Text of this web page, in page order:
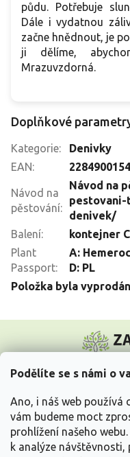
Podělíte se s námi o
Ano, i náš web používá
vám budeme moct
prohlížení našeho
k analýze
půdu. Potřebuje
Dále i vydatnou
začne hnědnout, je
ji dělíme,
Mrazuvzdorná.
Doplňkové
Kategorie:
Denivky
EAN:
Návod na
pěstování:
Návod na
denivek/
Balení:
kontejner
Plant
Passport:
A:
D: PL
Položka byla
p
Vše o nákupu
Informace pro Vás